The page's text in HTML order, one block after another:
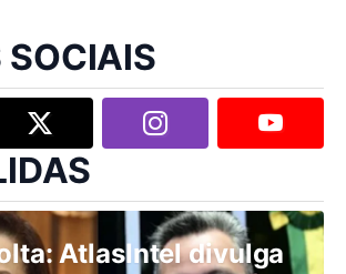
SOCIAIS
AtlasIntel divulga